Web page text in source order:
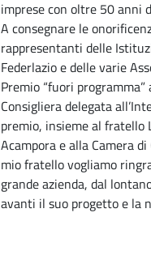
imprese con oltre 50 anni
A consegnare le
rappresentanti delle
Federlazio e delle varie
Premio “fuori programma”
Consigliera delegata
premio, insieme al fratello
Acampora e alla Camera
mio fratello vogliamo
grande azienda, dal
avanti il suo progetto e la